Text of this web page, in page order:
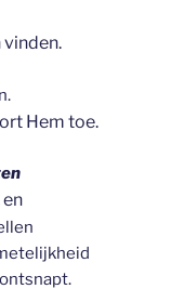
vinden.
Hem toe.